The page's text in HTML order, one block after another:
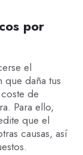
por
el
que daña tus
de
Para ello,
que el
causas, así